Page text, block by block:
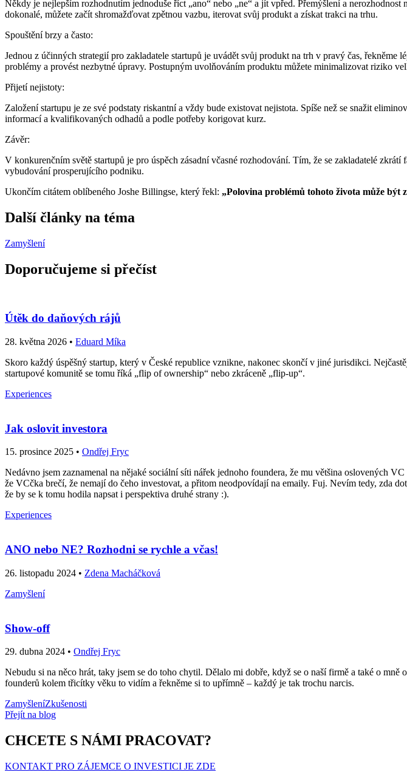
Někdy je nejlepším rozhodnutím jednoduše říct „ano“ nebo „ne“ a jít vpřed. Přemýšlení a
dokonalé, můžete začít shromažďovat zpětnou vazbu, iterovat svůj produkt a získat trakci na trhu.
Spouštění brzy a často:
Jednou z účinných strategií pro zakladatele startupů je uvádět svůj produkt na trh v pravý čas,
problémy a provést nezbytné úpravy. Postupným uvolňováním produktu můžete minimalizovat riziko
Přijetí nejistoty:
Založení startupu je ze své podstaty riskantní a vždy bude existovat nejistota. Spíše než se snažit
informací a kvalifikovaných odhadů a podle potřeby korigovat kurz.
Závěr:
V konkurenčním světě startupů je pro úspěch zásadní včasné rozhodování. Tím, že se zakladatelé
vybudování prosperujícího podniku.
Ukončím citátem oblíbeného Joshe Billingse, který řekl: „Polovina problémů tohoto života může být
Další články na téma
Zamyšlení
Doporučujeme si přečíst
Útěk do daňových rájů
28. května 2026 • Eduard Míka
Skoro každý úspěšný startup, který v České republice vznikne, nakonec skončí v jiné jurisdikci.
startupové komunitě se tomu říká „flip of ownership“ nebo zkráceně „flip-up“.
Experiences
Jak oslovit investora
15. prosince 2025 • Ondřej Fryc
Nedávno jsem zaznamenal na nějaké sociální síti nářek jednoho foundera, že mu většina oslovených
že VCčka brečí, že nemají do čeho investovat, a přitom neodpovídají na emaily. Fuj. Nevím tedy, zda
že by se k tomu hodila napsat i perspektiva druhé strany :).
Experiences
ANO nebo NE? Rozhodni se rychle a včas!
26. listopadu 2024 • Zdena Macháčková
Zamyšlení
Show-off
29. dubna 2024 • Ondřej Fryc
Nebudu si na něco hrát, taky jsem se do toho chytil. Dělalo mi dobře, když se o naší firmě a také o
founderů kolem třicítky věku to vidím a řekněme si to upřímně – každý je tak trochu narcis.
ZamyšleníZkušenosti
Přejít na blog
CHCETE S NÁMI PRACOVAT?
KONTAKT PRO ZÁJEMCE O INVESTICI JE ZDE